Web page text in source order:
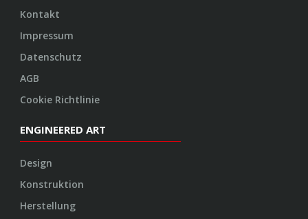
Kontakt
Impressum
Datenschutz
AGB
Cookie Richtlinie
ENGINEERED ART
Design
Konstruktion
Herstellung